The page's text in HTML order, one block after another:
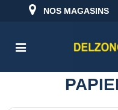
NOS MAGASINS